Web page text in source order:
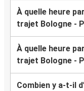
À quelle heure
trajet Bologne -
À quelle heure
trajet Bologne -
Combien y a-t-il